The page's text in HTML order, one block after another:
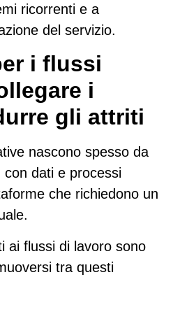
ricorrenti e a
del servizio.
i flussi
i
gli attriti
nascono spesso da
dati e processi
che richiedono un
ai flussi di lavoro sono
tra questi